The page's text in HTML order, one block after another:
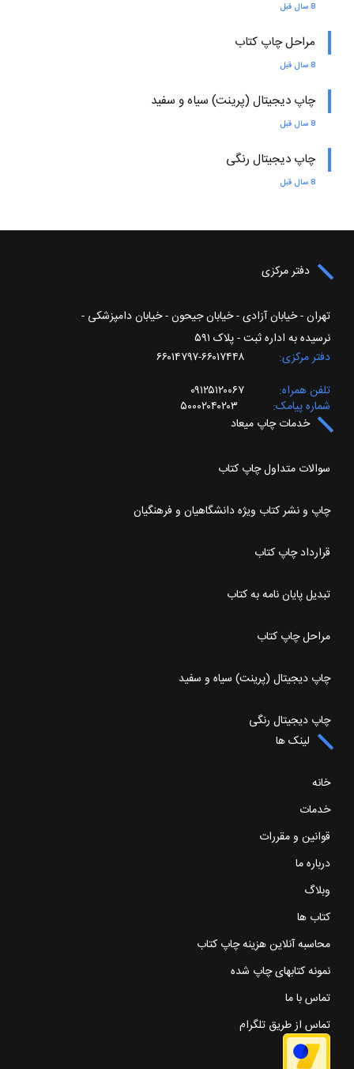
8 سال قبل
مراحل چاپ کتاب
8 سال قبل
چاپ دیجیتال (پرینت) سیاه و سفید
8 سال قبل
چاپ دیجیتال رنگی
8 سال قبل
دفتر مرکزی
تهران - خیابان آزادی - خیابان جیحون - خیابان دامپزشکی -
نرسیده به اداره ثبت - پلاک ۵۹۱
دفتر مرکزی
۶۶۰۱۷۴۴۸-۶۶۰۱۴۷۹۷
تلفن همراه
۰۹۱۲۵۱۲۰۰۶۷
شماره پیامک
۵۰۰۰۲۰۴۰۲۰۳
خدمات چاپ میعاد
سوالات متداول چاپ کتاب
چاپ و نشر کتاب ویژه دانشگاهیان و فرهنگیان
قرارداد چاپ کتاب
تبدیل پایان نامه به کتاب
مراحل چاپ کتاب
چاپ دیجیتال (پرینت) سیاه و سفید
چاپ دیجیتال رنگی
لینک ها
خانه
خدمات
قوانین و مقررات
درباره ما
وبلاگ
کتاب ها
محاسبه آنلاین هزینه چاپ کتاب
نمونه کتابهای چاپ شده
تماس با ما
تماس از طریق تلگرام